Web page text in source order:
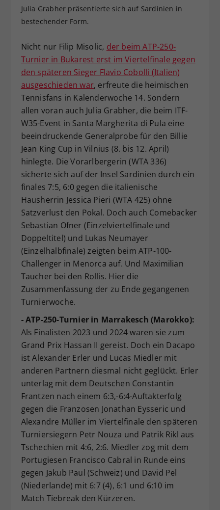
Julia Grabher präsentierte sich auf Sardinien in
bestechender Form.
Nicht nur Filip Misolic, der beim ATP-250-
Turnier in Bukarest erst im Viertelfinale gegen
den späteren Sieger Flavio Cobolli (Italien)
ausgeschieden war, erfreute die heimischen
Tennisfans in Kalenderwoche 14. Sondern
allen voran auch Julia Grabher, die beim ITF-
W35-Event in Santa Margherita di Pula eine
beeindruckende Generalprobe für den Billie
Jean King Cup in Vilnius (8. bis 12. April)
hinlegte. Die Vorarlbergerin (WTA 336)
sicherte sich auf der Insel Sardinien durch ein
finales 7:5, 6:0 gegen die italienische
Hausherrin Jessica Pieri (WTA 425) ohne
Satzverlust den Pokal. Doch auch Comebacker
Sebastian Ofner (Einzelviertelfinale und
Doppeltitel) und Lukas Neumayer
(Einzelhalbfinale) zeigten beim ATP-100-
Challenger in Menorca auf. Und Maximilian
Taucher bei den Rollis. Hier die
Zusammenfassung der zu Ende gegangenen
Turnierwoche.
- ATP-250-Turnier in Marrakesch (Marokko):
Als Finalisten 2023 und 2024 waren sie zum
Grand Prix Hassan II gereist. Doch ein Dacapo
ist Alexander Erler und Lucas Miedler mit
anderen Partnern diesmal nicht geglückt. Erler
unterlag mit dem Deutschen Constantin
Frantzen nach einem 6:3,-6:4-Auftakterfolg
gegen die Franzosen Jonathan Eysseric und
Alexandre Müller im Viertelfinale den späteren
Turniersiegern Petr Nouza und Patrik Rikl aus
Tschechien mit 4:6, 2:6. Miedler zog mit dem
Portugiesen Francisco Cabral in Runde eins
gegen Jakub Paul (Schweiz) und David Pel
(Niederlande) mit 6:7 (4), 6:1 und 6:10 im
Match Tiebreak den Kürzeren.
Zweck
Dieser Wert speichert Ihre Consent-
Einstellungen. Unter anderem eine
historische Speicherung Ihrer
vorgenommen Einstellungen, falls der
Webseiten-Betreiber dies eingestellt
hat.